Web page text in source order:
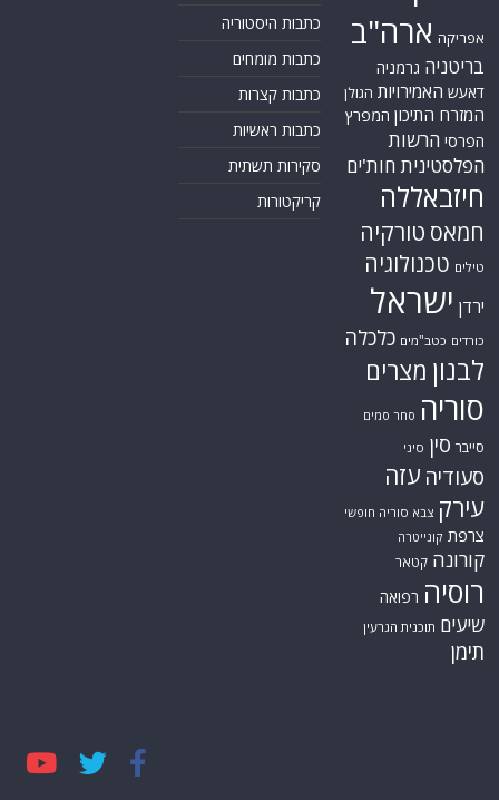
אפריקה ארה"ב
בריטניה גרמניה
דאעש האמירויות הגולן
המזרח התיכון המפרץ
הפרסי הרשות
הפלסטינית חות'ים
חיזבאללה
חמאס טורקיה
טילים טכנולוגיה
ירדן ישראל
כורדים כטב"מים כלכלה
לבנון מצרים
סוריה סחר סמים
סייבר סין סיני
סעודיה עזה
עירק צבא סוריה חופשי
צרפת קונייטרה
קורונה קטאר
רוסיה רפואה
שיעים תוכנית הגרעין
תימן
כתבות היסטוריה
כתבות מומחים
כתבות קצרות
כתבות ראשיות
סקירות תשתית
קריקטורות